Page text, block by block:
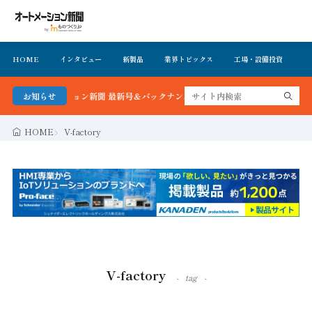
HOME インタビュー 新製品 業界トピックス 工場・設備投資
お知らせ
ートメーション新聞 最新号＆バックナンバーを無料で公開中 詳細はこちら
HOME V-factory
V-factory tag